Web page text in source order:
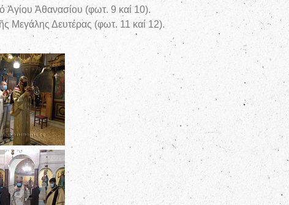
Ἁγίου Ἀθανασίου (φωτ. 9 καί 10).
Μεγάλης Δευτέρας (φωτ. 11 καί 12).